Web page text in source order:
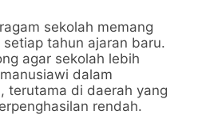
sekolah memang
tahun ajaran baru.
agar sekolah lebih
dalam
terutama di daerah yang
rendah.